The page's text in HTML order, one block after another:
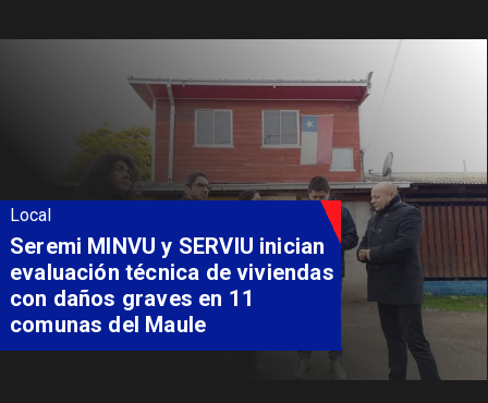
Local
Fondo Orasmi entrega apoyo a
familia de Romeral para
costear alimentación
especializada de niño con
Síndrome de Intestino Corto